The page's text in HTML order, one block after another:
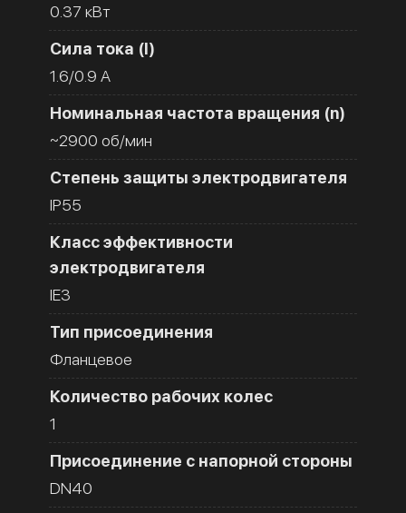
0.37 кВт
Сила тока (I)
1.6/0.9 A
Номинальная частота вращения (n)
~2900 об/мин
Степень защиты электродвигателя
IP55
Класс эффективности
электродвигателя
IE3
Тип присоединения
Фланцевое
Количество рабочих колес
1
Присоединение с напорной стороны
DN40